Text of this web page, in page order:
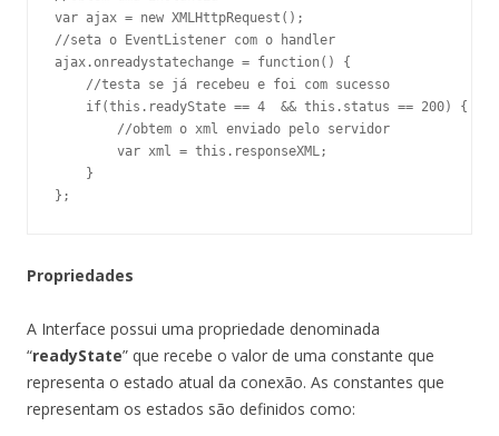
var ajax = new XMLHttpRequest();
//seta o EventListener com o handler
ajax.onreadystatechange = function() {
    //testa se já recebeu e foi com sucesso
    if(this.readyState == 4  && this.status == 200) {
        //obtem o xml enviado pelo servidor
        var xml = this.responseXML;
    }
Propriedades
A Interface possui uma propriedade denominada
“readyState” que recebe o valor de uma constante que
representa o estado atual da conexão. As constantes que
representam os estados são definidos como: